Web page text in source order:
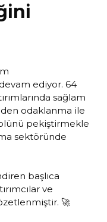
ediyor. 64
sağlam
odaklanma ile
pekiştirmekle
sektöründe
başlıca
ve
🚀